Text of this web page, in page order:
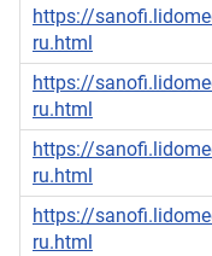
https://
ru.html
https://
ru.html
https://
ru.html
https://
ru.html